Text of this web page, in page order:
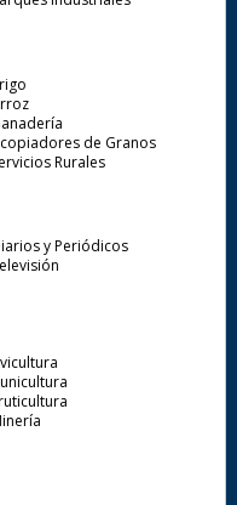
de Granos
Rurales
y Periódicos